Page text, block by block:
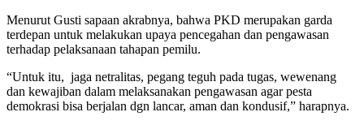
Menurut Gusti sapaan akrabnya, bahwa PKD merupakan garda
terdepan untuk melakukan upaya pencegahan dan pengawasan
terhadap pelaksanaan tahapan pemilu.
“Untuk itu, jaga netralitas, pegang teguh pada tugas, wewenang
dan kewajiban dalam melaksanakan pengawasan agar pesta
demokrasi bisa berjalan dgn lancar, aman dan kondusif,” harapnya.